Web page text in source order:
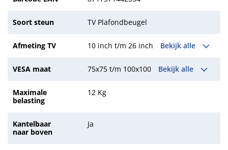
Soort steun TV Plafondbeugel
Afmeting TV 10 inch t/m 26 inch Bekijk alle
VESA maat 75x75 t/m 100x100 Bekijk alle
Maximale
belasting
12 Kg
Kantelbaar
naar boven
Ja